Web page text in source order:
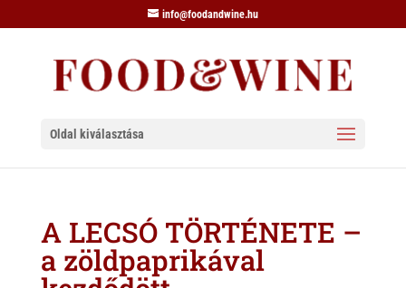
info@foodandwine.hu
Oldal kiválasztása
A LECSÓ TÖRTÉNETE –
a zöldpaprikával